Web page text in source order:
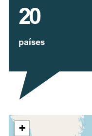
20
países
+
Expandir mapa